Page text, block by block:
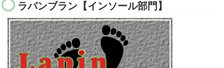
ラパンブラン【インソール部門】